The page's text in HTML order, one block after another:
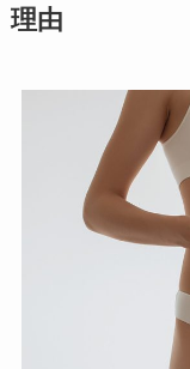
理由